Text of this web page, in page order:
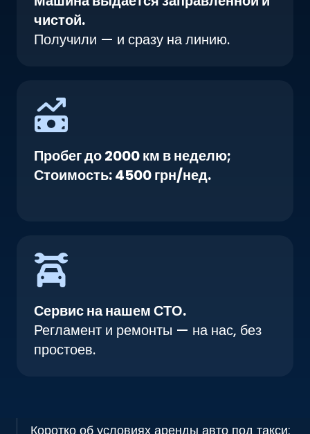
чистой.
Получили — и сразу на линию.
Пробег до 2000 км в неделю;
Стоимость: 4500 грн/нед.
Сервис на нашем СТО.
Регламент и ремонты — на нас, без
простоев.
Коротко об условиях аренды авто под такси: